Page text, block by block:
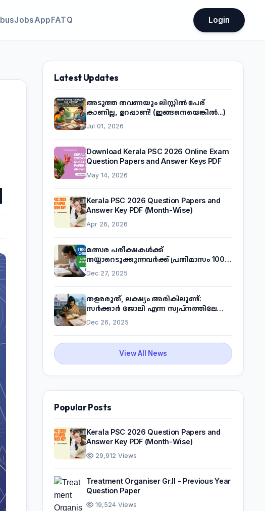
JobsAppFATQ Login
Latest Updates
അടുത്ത തവണയും ലിസ്റ്റിൽ പേര്
കാണില്ല, ഉറപ്പാണ്! (ഇങ്ങനെയെങ്കിൽ...)
Jul 01, 2026
Download Kerala PSC 2026 Online Exam
Question Papers and Answer Keys PDF
May 14, 2026
Kerala PSC 2026 Question Papers and
Answer Key PDF (Month-Wise)
Apr 26, 2026
മത്സര പരീക്ഷകൾക്ക്
തയ്യാറെടുക്കുന്നവർക്ക് പ്രതിമാസം 1000
പദ്ധതിയെക്കുറിച്ച് അറിയാം
Dec 27, 2025
തളരരുത്, ലക്ഷ്യം അരികിലുണ്ട്:
സർക്കാർ ജോലി എന്ന സ്വപ്നത്തിലേക്ക്
Dec 26, 2025
View All News
Popular Posts
Kerala PSC 2026 Question Papers and
Answer Key PDF (Month-Wise)
29,912 Views
Treatment Organiser Gr.II - Previous Year
Question Paper
19,524 Views